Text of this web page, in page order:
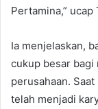
Pertamina,” ucap
Ia menjelaskan,
cukup besar bagi
perusahaan.
telah menjadi